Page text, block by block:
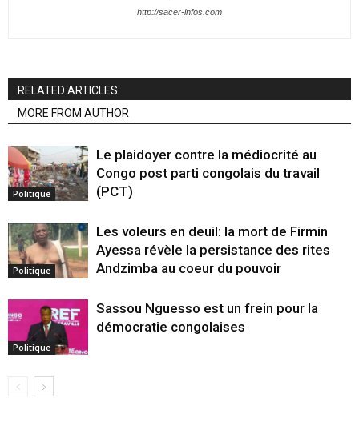
http://sacer-infos.com
RELATED ARTICLES
MORE FROM AUTHOR
Politique
Le plaidoyer contre la médiocrité au
Congo post parti congolais du travail
(PCT)
Politique
Les voleurs en deuil: la mort de Firmin
Ayessa révèle la persistance des rites
Andzimba au coeur du pouvoir
Politique
Sassou Nguesso est un frein pour la
démocratie congolaises